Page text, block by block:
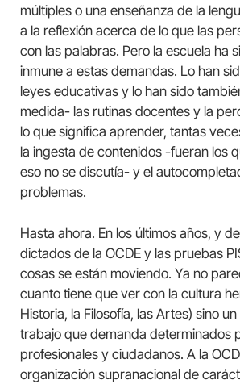
múltiples o una enseñanza de la
a la reflexión acerca de lo que las
con las palabras. Pero la escuela ha
inmune a estas demandas. Lo han
leyes educativas y lo han sido
medida- las rutinas docentes y la
lo que significa aprender, tantas
la ingesta de contenidos -fueran los
eso no se discutía- y el
problemas.
Hasta ahora. En los últimos años, y
dictados de la OCDE y las pruebas
cosas se están moviendo. Ya no
cuanto tiene que ver con la cultura
Historia, la Filosofía, las Artes) sino
trabajo que demanda determinados
profesionales y ciudadanos. A la
organización supranacional de